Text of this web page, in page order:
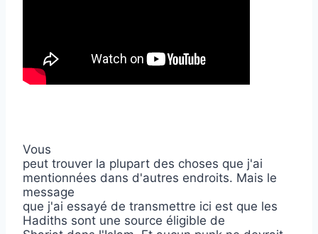
Vous
peut trouver la plupart des choses que j'ai
mentionnées dans d'autres endroits. Mais le
message
que j'ai essayé de transmettre ici est que les
Hadiths sont une source éligible de